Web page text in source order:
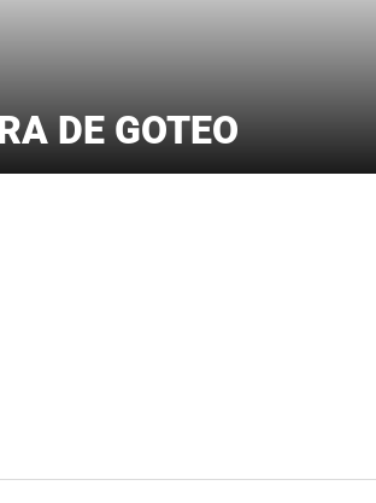
DE GOTEO